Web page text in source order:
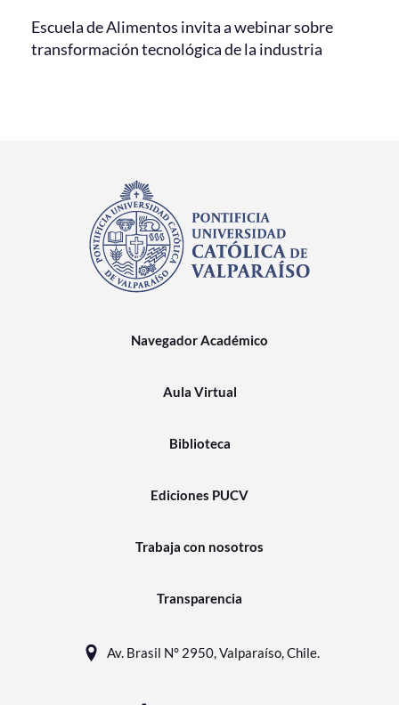
Escuela de Alimentos invita a webinar sobre
transformación tecnológica de la industria
Navegador Académico
Aula Virtual
Biblioteca
Ediciones PUCV
Trabaja con nosotros
Transparencia
Av. Brasil N° 2950, Valparaíso, Chile.